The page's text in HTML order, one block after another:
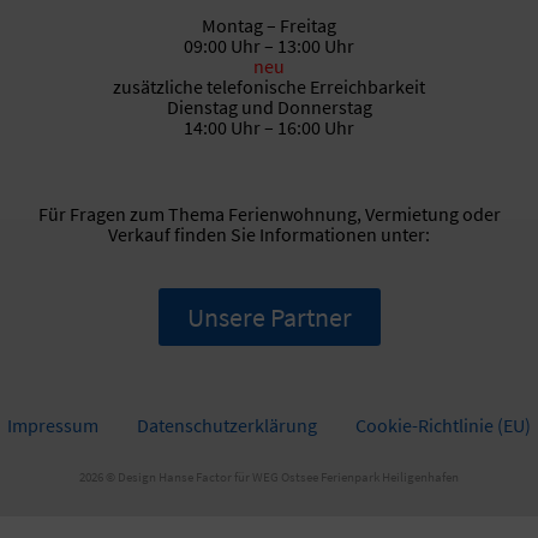
Montag – Freitag
09:00 Uhr – 13:00 Uhr
neu
zusätzliche telefonische Erreichbarkeit
Dienstag und Donnerstag
14:00 Uhr – 16:00 Uhr
Für Fragen zum Thema Ferienwohnung, Vermietung oder
Verkauf finden Sie Informationen unter:
Unsere Partner
Impressum Datenschutzerklärung Cookie-Richtlinie (EU)
2026 © Design Hanse Factor für WEG Ostsee Ferienpark Heiligenhafen